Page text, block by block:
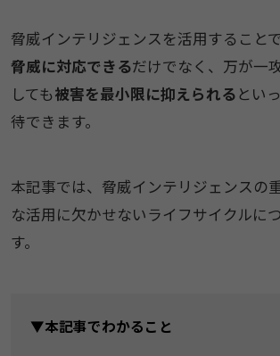
脅威インテリジェンスを活用することで
脅威に対応できるだけでなく、万が一
しても被害を最小限に抑えられるとい
待できます。
本記事では、脅威インテリジェンスの
な活用に欠かせないライフサイクルに
す。
▼本記事でわかること